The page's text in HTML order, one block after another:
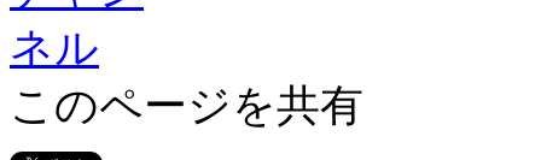
このページを共有